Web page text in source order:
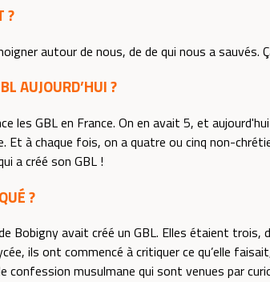
?
autour de nous, de de qui nous a
AUJOURD’HUI ?
les GBL en France. On en avait 5, et
Et à chaque fois, on a quatre ou cinq non-
a créé son GBL !
?
Bobigny avait créé un GBL. Elles étaient trois,
ils ont commencé à critiquer ce qu’elle
confession musulmane qui sont venues par